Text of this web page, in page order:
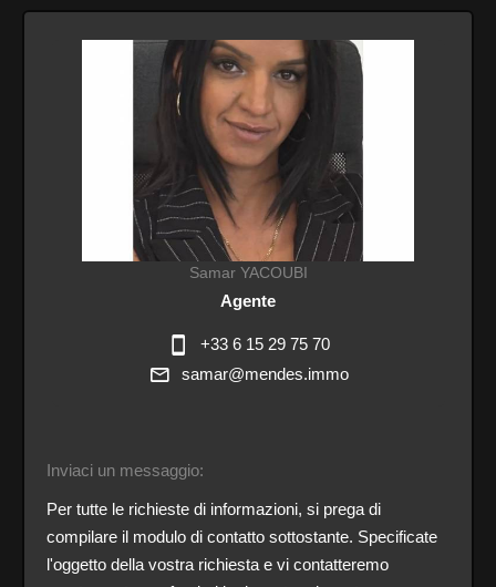
Samar YACOUBI
Agente
+33 6 15 29 75 70
samar@mendes.immo
Inviaci un messaggio:
Per tutte le richieste di informazioni, si prega di
compilare il modulo di contatto sottostante. Specificate
l'oggetto della vostra richiesta e vi contatteremo